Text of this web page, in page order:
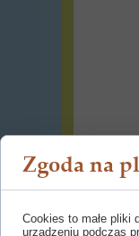
Zgoda na
Cookies to małe pliki
urządzeniu podczas